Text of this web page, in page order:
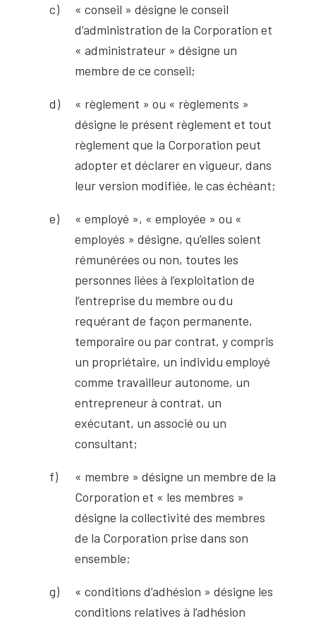
« conseil » désigne le conseil
d’administration de la Corporation et
« administrateur » désigne un
membre de ce conseil;
« règlement » ou « règlements »
désigne le présent règlement et tout
règlement que la Corporation peut
adopter et déclarer en vigueur, dans
leur version modifiée, le cas échéant;
« employé », « employée » ou «
employés » désigne, qu’elles soient
rémunérées ou non, toutes les
personnes liées à l’exploitation de
l’entreprise du membre ou du
requérant de façon permanente,
temporaire ou par contrat, y compris
un propriétaire, un individu employé
comme travailleur autonome, un
entrepreneur à contrat, un
exécutant, un associé ou un
consultant;
« membre » désigne un membre de la
Corporation et « les membres »
désigne la collectivité des membres
de la Corporation prise dans son
ensemble;
« conditions d’adhésion » désigne les
conditions relatives à l’adhésion